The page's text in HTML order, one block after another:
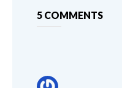
5 COMMENTS